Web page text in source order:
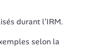
durant l’IRM.
selon la